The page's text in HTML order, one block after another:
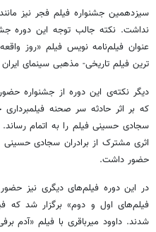
سیزدهمین جشنواره فیلم فجر نیز
نداشت. نکته جالب توجه این دوره
عنوان فیلم‌نامه نویس فیلم «روز
ترین فیلم تاریخی- مذهبی سینمای
دیگر نکته‌ی این دوره از جشنواره
که بر اثر حادثه سر صحنه
سجادی حسینی فیلم را به اتمام
اثری مشترک از برادران سجادی
حضور داشت.
در این دوره فیلم‌های دیگری نیز
فیلم‌های اول و دوم» برگزار شد که
شدند. داوود میرباقری با فیلم «آدم